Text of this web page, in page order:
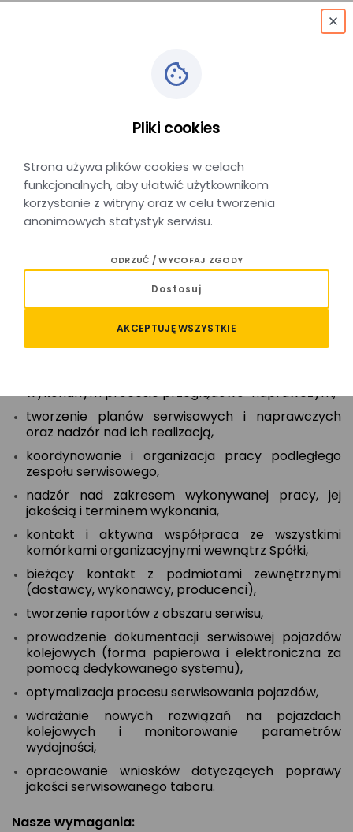
Mistrz serwisu (k/m)
Oświęcim
Twój zakres obowiązków
znajomość Dokumentacji Systemu Utrzymania
i Dokumentacji Techniczno-Ruchowej pojazdów
kolejowych eksploatowanych przez Spółkę „Koleje
wykonanym procesie przeglądowo-naprawczym,
tworzenie planów serwisowych i naprawczych
oraz nadzór nad ich realizacją,
koordynowanie i organizacja pracy podległego
zespołu serwisowego,
nadzór nad zakresem wykonywanej pracy, jej
jakością i terminem wykonania,
kontakt i aktywna współpraca ze wszystkimi
komórkami organizacyjnymi wewnątrz Spółki,
bieżący kontakt z podmiotami zewnętrznymi
(dostawcy, wykonawcy, producenci),
tworzenie raportów z obszaru serwisu,
prowadzenie dokumentacji serwisowej pojazdów
kolejowych (forma papierowa i elektroniczna za
pomocą dedykowanego systemu),
optymalizacja procesu serwisowania pojazdów,
wdrażanie nowych rozwiązań na pojazdach
kolejowych i monitorowanie parametrów
wydajności,
opracowanie wniosków dotyczących poprawy
jakości serwisowanego taboru.
Nasze wymagania:
Pliki cookies
Strona używa plików cookies w celach
funkcjonalnych, aby ułatwić użytkownikom
korzystanie z witryny oraz w celu tworzenia
anonimowych statystyk serwisu.
ODRZUĆ / WYCOFAJ ZGODY
Dostosuj
AKCEPTUJĘ WSZYSTKIE